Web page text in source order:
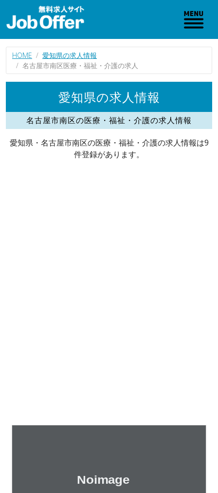
HOME
愛知県の求人情報
名古屋市南区医療・福祉・介護の求人
愛知県の求人情報
名古屋市南区の医療・福祉・介護の求人情報
愛知県・名古屋市南区の医療・福祉・介護の求人情報は9
件登録があります。